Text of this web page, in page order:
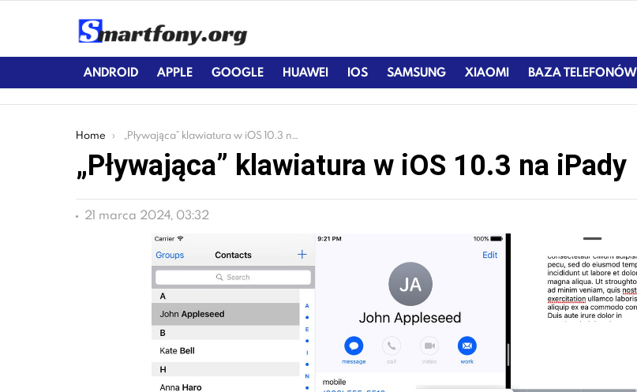
ANDROID APPLE GOOGLE HUAWEI IOS SAMSUNG XIAOMI BAZA TELEFONÓW
You are here:
Home „Pływająca” klawiatura w iOS 10.3 na iPady
„Pływająca” klawiatura w iOS 10.3 na iPady
21 marca 2024, 03:32